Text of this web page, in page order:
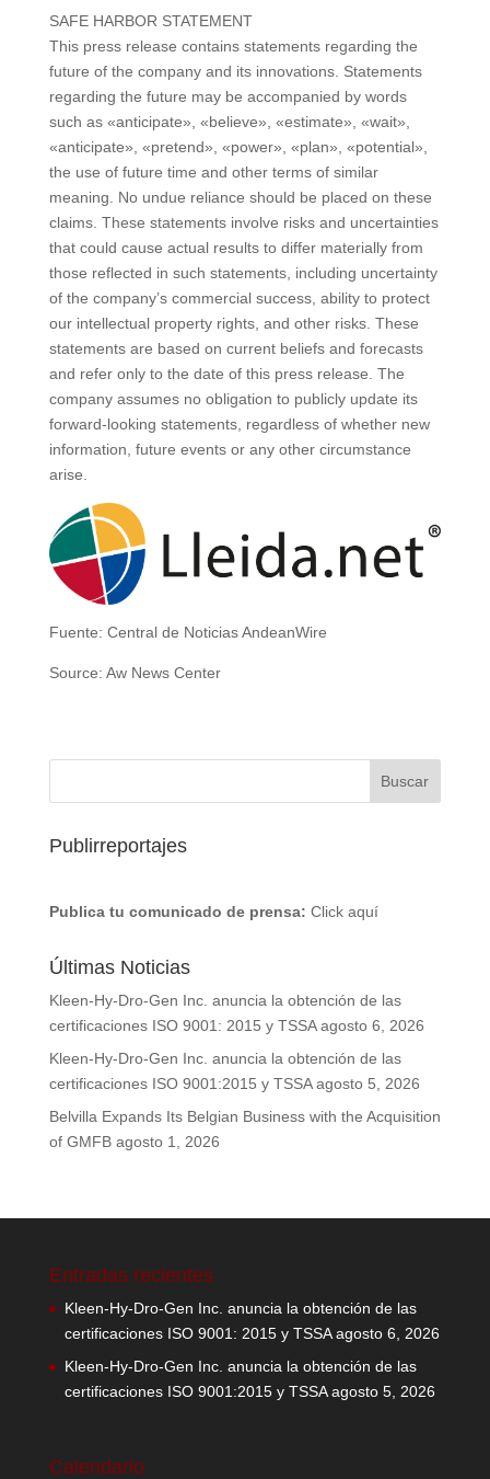
SAFE HARBOR STATEMENT
This press release contains statements regarding the
future of the company and its innovations. Statements
regarding the future may be accompanied by words
such as «anticipate», «believe», «estimate», «wait»,
«anticipate», «pretend», «power», «plan», «potential»,
the use of future time and other terms of similar
meaning. No undue reliance should be placed on these
claims. These statements involve risks and uncertainties
that could cause actual results to differ materially from
those reflected in such statements, including uncertainty
of the company’s commercial success, ability to protect
our intellectual property rights, and other risks. These
statements are based on current beliefs and forecasts
and refer only to the date of this press release. The
company assumes no obligation to publicly update its
forward-looking statements, regardless of whether new
information, future events or any other circumstance
arise.
Fuente: Central de Noticias AndeanWire
Source: Aw News Center
Publirreportajes
Publica tu comunicado de prensa: Click aquí
Últimas Noticias
Kleen-Hy-Dro-Gen Inc. anuncia la obtención de las
certificaciones ISO 9001: 2015 y TSSA agosto 6, 2026
Kleen-Hy-Dro-Gen Inc. anuncia la obtención de las
certificaciones ISO 9001:2015 y TSSA agosto 5, 2026
Belvilla Expands Its Belgian Business with the Acquisition
of GMFB agosto 1, 2026
Entradas recientes
Kleen-Hy-Dro-Gen Inc. anuncia la obtención de las
certificaciones ISO 9001: 2015 y TSSA agosto 6, 2026
Kleen-Hy-Dro-Gen Inc. anuncia la obtención de las
certificaciones ISO 9001:2015 y TSSA agosto 5, 2026
Calendario